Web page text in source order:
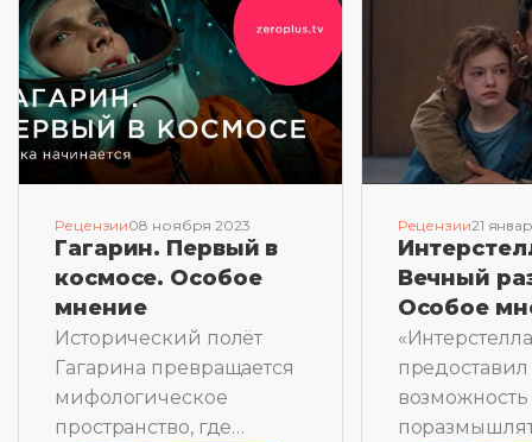
Рецензии08 ноября 2023
Гагарин. Первый в
космосе. Особое
мнение
Исторический полёт
Гагарина превращается
мифологическое
пространство, где
Рецензии21
Вечный
Особое
предоставил